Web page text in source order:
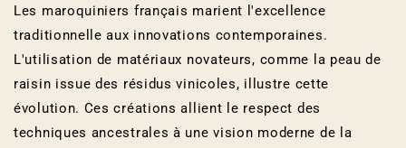
Les maroquiniers français marient l'excellence
traditionnelle aux innovations contemporaines.
L'utilisation de matériaux novateurs, comme la peau de
raisin issue des résidus vinicoles, illustre cette
évolution. Ces créations allient le respect des
techniques ancestrales à une vision moderne de la